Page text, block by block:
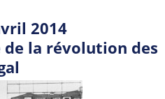
2014
la révolution des